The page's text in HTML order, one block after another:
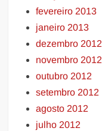
fevereiro 2013
janeiro 2013
dezembro 2012
novembro 2012
outubro 2012
setembro 2012
agosto 2012
julho 2012